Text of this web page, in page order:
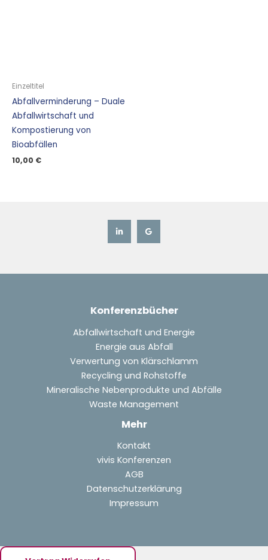
Einzeltitel
Abfallverminderung – Duale
Abfallwirtschaft und
Kompostierung von
Bioabfällen
10,00 €
Konferenzbücher
Abfallwirtschaft und Energie
Energie aus Abfall
Verwertung von Klärschlamm
Recycling und Rohstoffe
Mineralische Nebenprodukte und Abfälle
Waste Management
Mehr
Kontakt
vivis Konferenzen
AGB
Datenschutzerklärung
Impressum